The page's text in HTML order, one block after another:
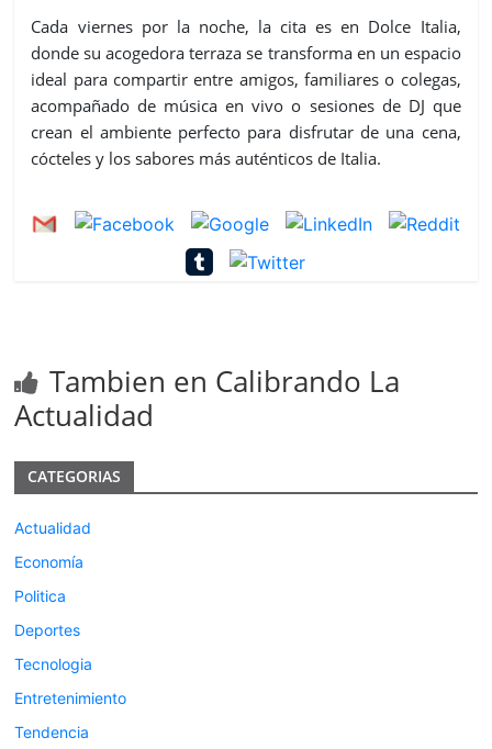
Cada viernes por la noche, la cita es en Dolce Italia,
donde su acogedora terraza se transforma en un espacio
ideal para compartir entre amigos, familiares o colegas,
acompañado de música en vivo o sesiones de DJ que
crean el ambiente perfecto para disfrutar de una cena,
cócteles y los sabores más auténticos de Italia.
Tambien en Calibrando La
Actualidad
CATEGORIAS
Actualidad
Economía
Politica
Deportes
Tecnologia
Entretenimiento
Tendencia